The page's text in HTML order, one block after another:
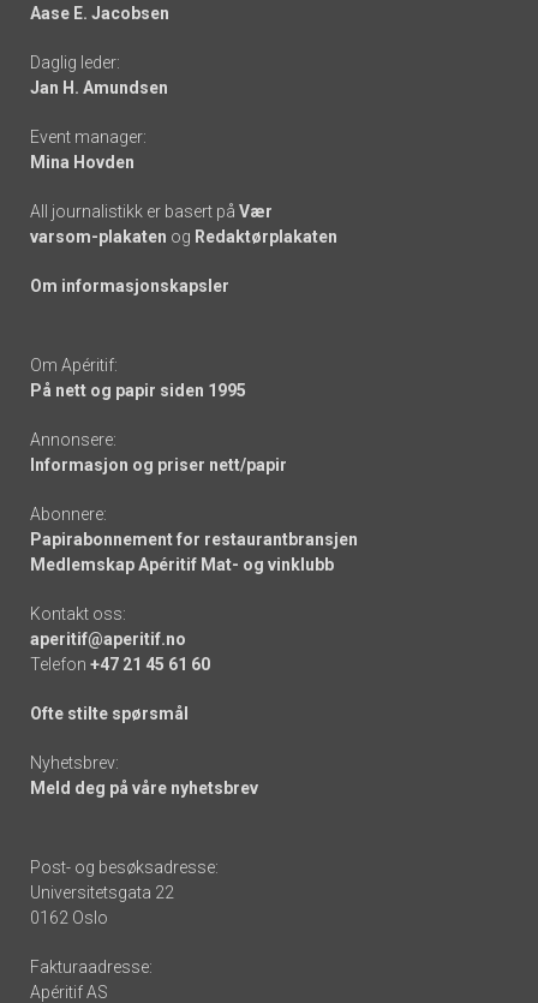
-
links
Aase E. Jacobsen
Daglig leder:
Jan H. Amundsen
Event manager:
Mina Hovden
All journalistikk er basert på Vær
varsom-plakaten og Redaktørplakaten
Om informasjonskapsler
Om Apéritif:
På nett og papir siden 1995
Annonsere:
Informasjon og priser nett/papir
Abonnere:
Papirabonnement for restaurantbransjen
Medlemskap Apéritif Mat- og vinklubb
Kontakt oss:
aperitif@aperitif.no
Telefon +47 21 45 61 60
Ofte stilte spørsmål
Nyhetsbrev:
Meld deg på våre nyhetsbrev
Post- og besøksadresse:
Universitetsgata 22
0162 Oslo
Fakturaadresse:
Apéritif AS